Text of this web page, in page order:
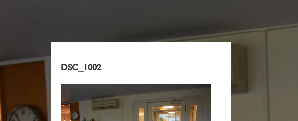
DSC_1002